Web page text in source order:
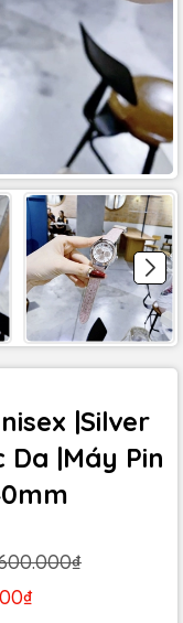
|Silver
Da |Máy Pin